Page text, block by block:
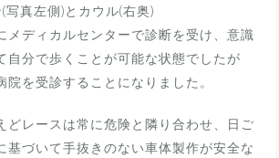
真左側)とカウル(右奥)
メディカルセンターで診断を受け、意識
自分で歩くことが可能な状態でしたが
を受診することになりました。
どレースは常に危険と隣り合わせ、日ご
基づいて手抜きのない車体製作が安全な